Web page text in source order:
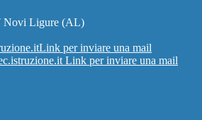
Novi Ligure (AL)
Link per inviare una mail
Link per inviare una mail